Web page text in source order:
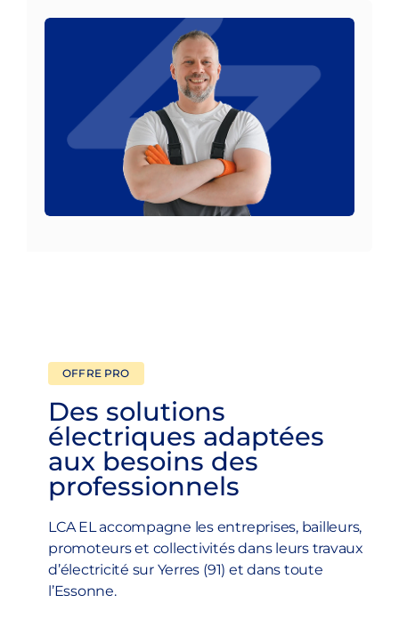
OFFRE PRO
Des solutions
électriques adaptées
aux besoins des
professionnels
LCA EL accompagne les entreprises, bailleurs,
promoteurs et collectivités dans leurs travaux
d’électricité sur Yerres (91) et dans toute
l’Essonne.